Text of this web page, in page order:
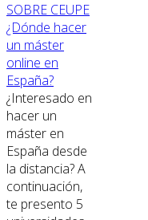
SOBRE CEUPE
¿Dónde hacer
un máster
online en
España?
¿Interesado en
hacer un
máster en
España desde
la distancia? A
continuación,
te presento 5